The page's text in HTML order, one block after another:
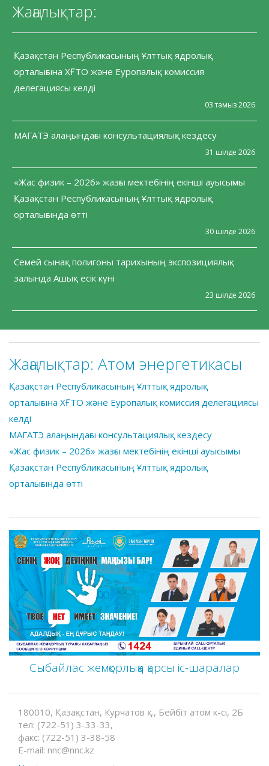
Жаңалықтар:
Қазақстан Республикасының Ұлттық ядролық
орталығына ХҒТО және Еуропалық комиссия
делегациясы келді
03 тамыз 2026
МАГАТЭ алаңындағы консультациялық кездесу
31 шілде 2026
«Жас физик – 2026» жазғы мектебінің екінші ауысымы
Қазақстан Республикасының Ұлттық ядролық
орталығында өтті
30 шілде 2026
Семей сынақ полигоны тарихының экспозициялық
залында Ашық есік күні
23 шілде 2026
Жаңалықтар: Атом энергетикасы
Қазақстан Республикасының Ұлттық ядролық
орталығына ХҒТО және Еуропалық комиссия делегациясы
келді
МАГАТЭ алаңындағы консультациялық кездесу
«Жас физик – 2026» жазғы мектебінің екінші ауысымы
Қазақстан Республикасының Ұлттық ядролық
орталығында өтті
Сыбайлас жемқорлыққа қарсы іс-шаралар
180010, Қазақстан, Курчатов қ., Бейбіт атом к-сі, 2Б
тел: (722-51) 3-33-33,
факс: (722-51) 3-38-58
E-mail: nnc@nnc.kz